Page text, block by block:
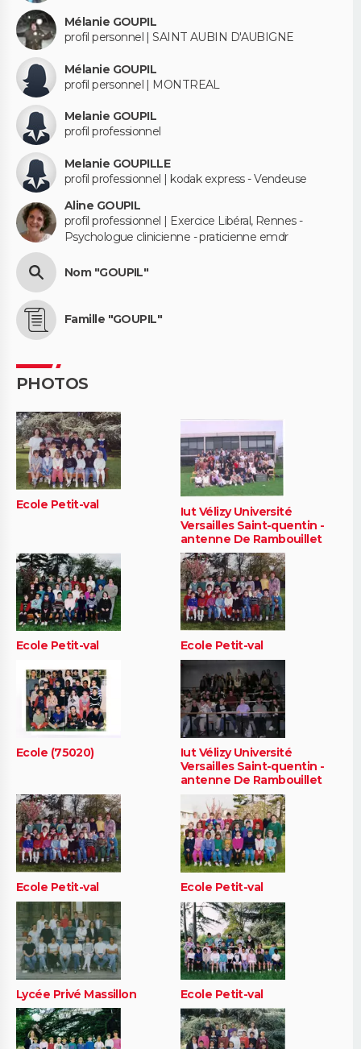
Mélanie GOUPIL
profil personnel | SAINT AUBIN D'AUBIGNE
Mélanie GOUPIL
profil personnel | MONTREAL
Melanie GOUPIL
profil professionnel
Melanie GOUPILLE
profil professionnel | kodak express - Vendeuse
Aline GOUPIL
profil professionnel | Exercice Libéral, Rennes -
Psychologue clinicienne - praticienne emdr
Nom "GOUPIL"
Famille "GOUPIL"
PHOTOS
Ecole Petit-val
Iut Vélizy Université
Versailles Saint-quentin -
antenne De Rambouillet
Ecole Petit-val Ecole Petit-val
Ecole (75020)
Iut Vélizy Université
Versailles Saint-quentin -
antenne De Rambouillet
Ecole Petit-val Ecole Petit-val
Lycée Privé Massillon Ecole Petit-val